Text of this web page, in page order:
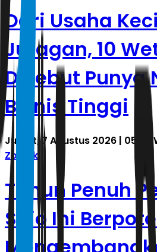
Dari Usaha
Juragan, 10
Disebut Punya
Bisnis Tinggi
Jumat, 7 Agustus 2026 | 05.59
Zodiak
Tahun Penuh
Shio Ini